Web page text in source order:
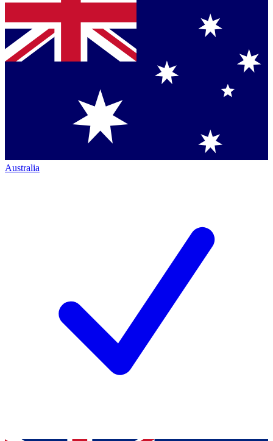
Australia